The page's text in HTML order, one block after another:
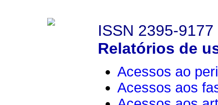
ISSN 2395-9177
Relatórios de
Acessos ao
Acessos aos